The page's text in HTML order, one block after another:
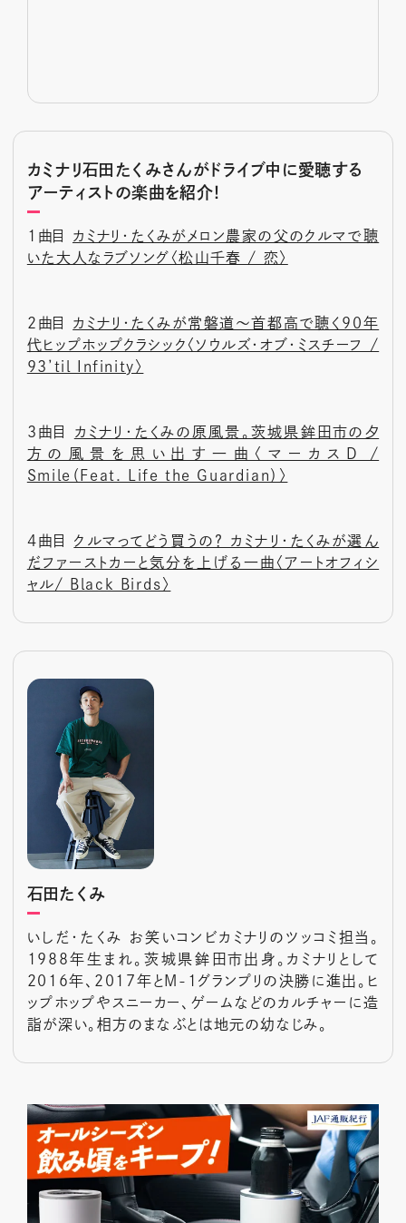
カミナリ石田たくみさんがドライブ中に愛聴する
アーティストの楽曲を紹介！
1曲目 カミナリ・たくみがメロン農家の父のクルマで聴
いた大人なラブソング〈松山千春 / 恋〉
2曲目 カミナリ・たくみが常磐道〜首都高で聴く90年
代ヒップホップクラシック〈ソウルズ・オブ・ミスチーフ /
93’til Infinity〉
3曲目 カミナリ・たくみの原風景。茨城県鉾田市の夕
方の風景を思い出す一曲〈マーカスD /
Smile（Feat. Life the Guardian）〉
4曲目 クルマってどう買うの？ カミナリ・たくみが選ん
だファーストカーと気分を上げる一曲〈アートオフィシ
ャル/ Black Birds〉
石田たくみ
いしだ・たくみ お笑いコンビカミナリのツッコミ担当。
1988年生まれ。茨城県鉾田市出身。カミナリとして
2016年、2017年とM-1グランプリの決勝に進出。ヒ
ップホップやスニーカー、ゲームなどのカルチャーに造
詣が深い。相方のまなぶとは地元の幼なじみ。